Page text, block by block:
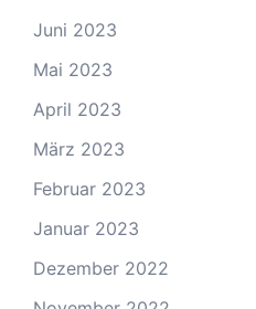
Juni 2023
Mai 2023
April 2023
März 2023
Februar 2023
Januar 2023
Dezember 2022